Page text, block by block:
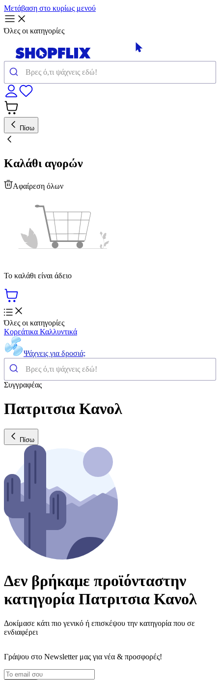
Μετάβαση στο κυρίως μενού
Όλες οι κατηγορίες
Πίσω
Καλάθι αγορών
Αφαίρεση όλων
Το καλάθι είναι άδειο
Όλες οι κατηγορίες
Κορεάτικα Καλλυντικά
Ψάχνεις για δροσιά;
Συγγραφέας
Πατριτσια Κανολ
Πίσω
Δεν βρήκαμε προϊόνταστην
κατηγορία Πατριτσια Κανολ
Δοκίμασε κάτι πιο γενικό ή επισκέψου την κατηγορία που σε
ενδιαφέρει
Γράψου στο Νewsletter μας για νέα & προσφορές!